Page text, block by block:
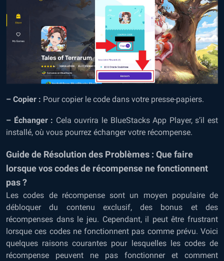
– Copier : Pour copier le code dans votre presse-papiers.
– Échanger : Cela ouvrira le BlueStacks App Player, s’il est
installé, où vous pourrez échanger votre récompense.
Guide de Résolution des Problèmes : Que faire
lorsque vos codes de récompense ne fonctionnent
pas ?
Les codes de récompense sont un moyen populaire de
débloquer du contenu exclusif, des bonus et des
récompenses dans le jeu. Cependant, il peut être frustrant
lorsque ces codes ne fonctionnent pas comme prévu. Voici
quelques raisons courantes pour lesquelles les codes de
récompense peuvent ne pas fonctionner et comment